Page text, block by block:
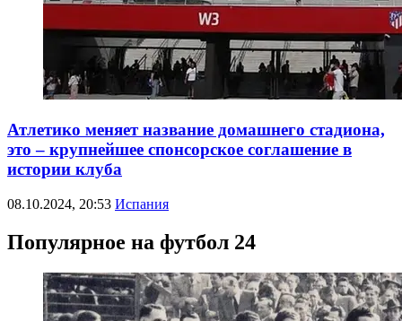
Атлетико меняет название домашнего стадиона,
это – крупнейшее спонсорское соглашение в
истории клуба
08.10.2024, 20:53 Испания
Популярное на футбол 24